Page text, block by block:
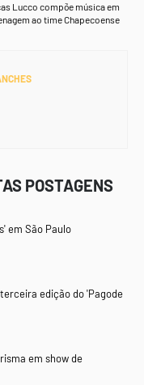
Lucco compõe música em
ao time Chapecoense
POSTAGENS
em São Paulo
edição do 'Pagode
em show de